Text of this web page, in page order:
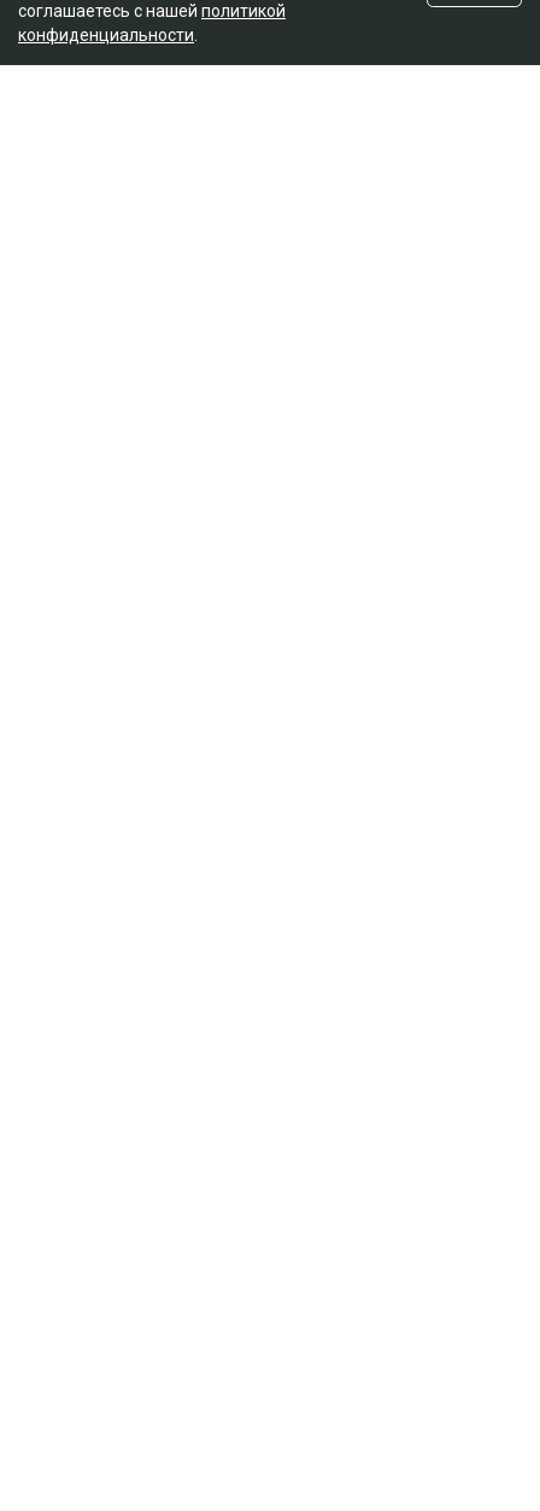
соглашаетесь с нашей политикой
конфиденциальности